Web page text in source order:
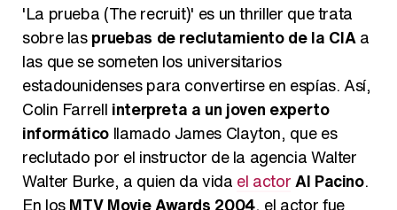
'La prueba (The recruit)' es un thriller que trata
sobre laspruebas de reclutamiento de la CIAa
las que se someten los universitarios
estadounidenses para convertirse en espías. Así,
Colin Farrell interpreta a un joven experto
informático llamado James Clayton, que es
reclutado por el instructor de la agencia Walter
Walter Burke, a quien da vida el actorAl Pacino.
En losMTV Movie Awards 2004, el actor fue